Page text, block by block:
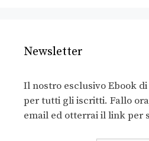
Newsletter
Il nostro esclusivo Ebook
per tutti gli iscritti. Fallo
email ed otterrai il link per